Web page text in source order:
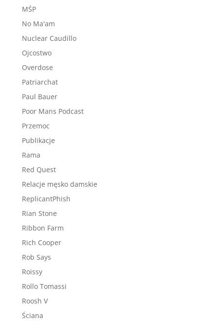
MŚP
No Ma'am
Nuclear Caudillo
Ojcostwo
Overdose
Patriarchat
Paul Bauer
Poor Mans Podcast
Przemoc
Publikacje
Rama
Red Quest
Relacje męsko damskie
ReplicantPhish
Rian Stone
Ribbon Farm
Rich Cooper
Rob Says
Roissy
Rollo Tomassi
Roosh V
Ściana